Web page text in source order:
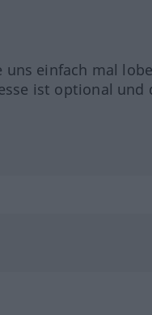
uns einfach mal
ist optional und